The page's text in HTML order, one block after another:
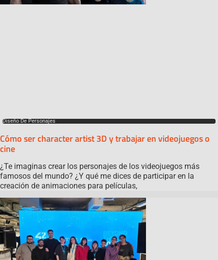
Diseño De Personajes
Cómo ser character artist 3D y trabajar en videojuegos o
cine
¿Te imaginas crear los personajes de los videojuegos más
famosos del mundo? ¿Y qué me dices de participar en la
creación de animaciones para películas,